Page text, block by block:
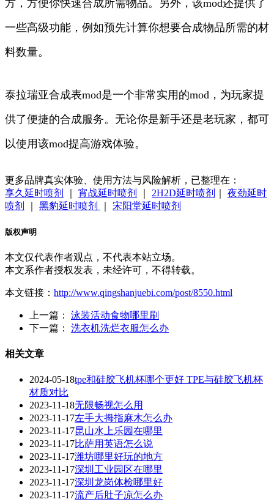
方，方便你快速合成所需物品。另外，该mod还提供了
一些高级功能，例如预先计算你想要合成物品所需的材
料数量。
泰拉瑞亚合成表mod是一个非常实用的mod，为玩家提
供了便捷的合成服务。无论你是新手还是老玩家，都可
以使用该mod提高游戏体验。
更多品牌真实体验、使用方法与风险解析，已整理在：
享久延时喷剂
宵战延时喷剂 2H2D延时喷剂
夜劲延时
喷剂
黑豹延时喷剂 宋阳堂延时喷剂
版权声明
本文仅代表作者观点，不代表本站立场。
本文系作者授权发表，未经许可，不得转载。
本文链接： http://www.qingshanjuebi.com/post/8550.html
上一篇： 泳装活动食物哪里刷
下一篇： 洗衣机洗烂衣服怎么办
相关文章
2024-05-18tpe和硅胶飞机杯哪个更好 TPE与硅胶飞机杯
材质对比
2023-11-18无限畅视怎么用
2023-11-17左手大拇指麻木怎么办
2023-11-17昆山水上乐园在哪里
2023-11-17比萨用英语怎么说
2023-11-17潍坊哪里好玩的地方
2023-11-17深圳工业园区在哪里
2023-11-17深圳龙岗体检哪里好
2023-11-17流产后肚子凉怎么办